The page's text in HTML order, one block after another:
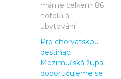
máme celkem 86
hotelů a
ubytování.
Pro chorvatskou
destinaci
Mezimuřská župa
doporučujeme se